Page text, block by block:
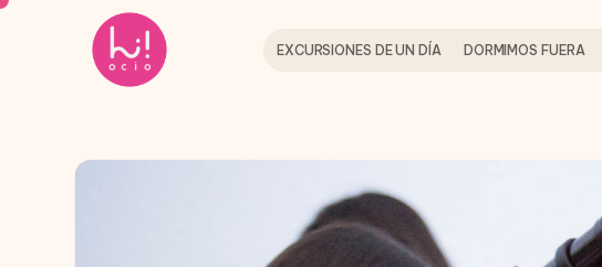
EXCURSIONES DE UN DÍA DORMIMOS FUERA